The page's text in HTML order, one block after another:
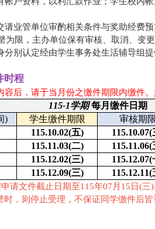
请业管单位审酌相关条件与奖助经费
为限，主办单位保有审核、取消、变更
分别认定经由学生事务处生活辅导组提
时程
容后，请于当月份之缴件期限内缴件
115-1学期每月缴件日期
)
学生缴件期限 审核期
115.10.02(五) 115.10.07(
115.11.03(二) 115.11.06(
115.12.02(三) 115.12.07(
115.12.09(三) 115.12.11(
请文件截止日期至115年07月15日(三
时，则停止受理，不保证同学缴件后皆